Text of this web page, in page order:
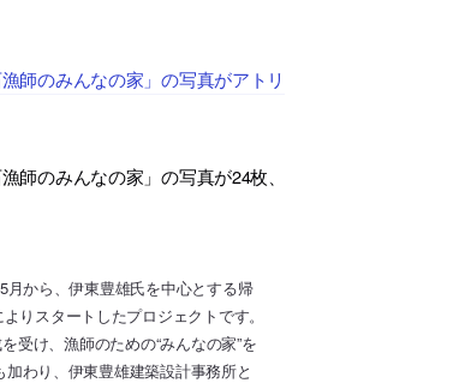
師のみんなの家」の写真がアトリ
師のみんなの家」の写真が24枚、
月から、伊東豊雄氏を中心とする帰
りスタートしたプロジェクトです。
受け、漁師のための“みんなの家”を
わり、伊東豊雄建築設計事務所と